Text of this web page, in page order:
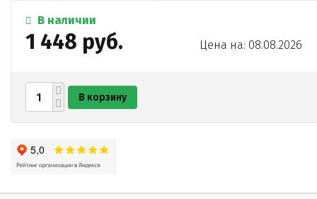
В наличии
1 448 руб. Цена на: 08.08.2026
В корзину